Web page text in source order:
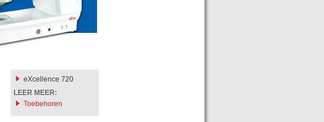
eXcellence 720
LEER MEER:
Toebehoren